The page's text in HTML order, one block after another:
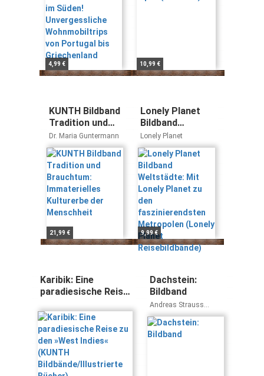
Griechenland
4,99 € 10,99 €
KUNTH Bildband
Tradition und
Brauchtum:
Immaterielles
Kulturerbe der
Menschheit
Dr. Maria Guntermann
21,99 €
Lonely Planet
Bildband
Weltstädte: Mit
Lonely Planet zu
den
faszinierendsten
Metropolen
(Lonely Planet
Reisebildbände)
Lonely Planet
9,99 €
Karibik: Eine
paradiesische Reise
(KUNTH
Bildbände/Illustrierte
Bücher)
Dachstein:
Bildband
Andreas Strauss
Andrea Strauss